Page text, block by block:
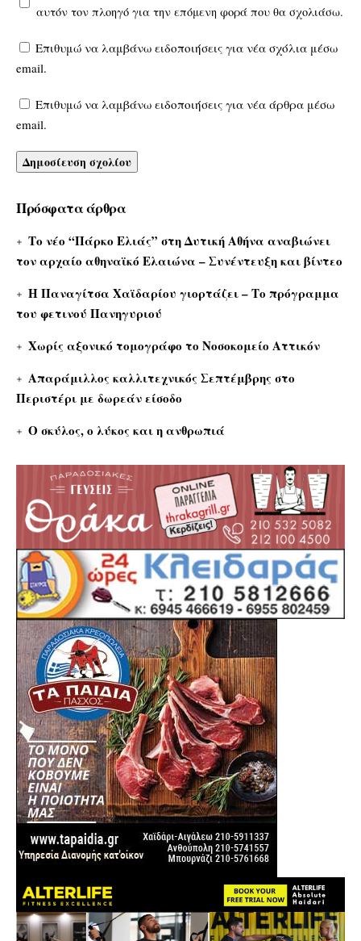
αυτόν τον πλοηγό για την επόμενη φορά που θα σχολιάσω.
Επιθυμώ να λαμβάνω ειδοποιήσεις για νέα σχόλια μέσω
email.
Επιθυμώ να λαμβάνω ειδοποιήσεις για νέα άρθρα μέσω
email.
Πρόσφατα άρθρα
Το νέο “Πάρκο Ελιάς” στη Δυτική Αθήνα αναβιώνει
τον αρχαίο αθηναϊκό Ελαιώνα – Συνέντευξη και βίντεο
Η Παναγίτσα Χαϊδαρίου γιορτάζει – Το πρόγραμμα
του φετινού Πανηγυριού
Χωρίς αξονικό τομογράφο το Νοσοκομείο Αττικόν
Απαράμιλλος καλλιτεχνικός Σεπτέμβρης στο
Περιστέρι με δωρεάν είσοδο
Ο σκύλος, ο λύκος και η ανθρωπιά